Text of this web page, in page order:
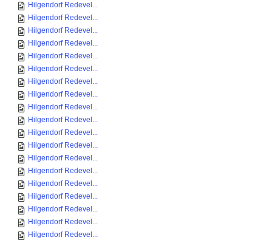
Hilgendorf Redevel...
Hilgendorf Redevel...
Hilgendorf Redevel...
Hilgendorf Redevel...
Hilgendorf Redevel...
Hilgendorf Redevel...
Hilgendorf Redevel...
Hilgendorf Redevel...
Hilgendorf Redevel...
Hilgendorf Redevel...
Hilgendorf Redevel...
Hilgendorf Redevel...
Hilgendorf Redevel...
Hilgendorf Redevel...
Hilgendorf Redevel...
Hilgendorf Redevel...
Hilgendorf Redevel...
Hilgendorf Redevel...
Hilgendorf Redevel...